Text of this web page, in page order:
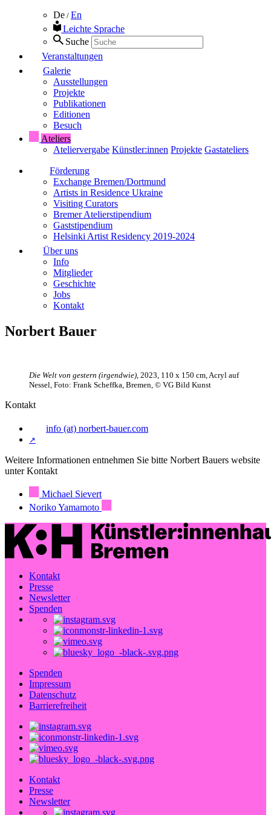
De / En
Leichte Sprache
Suche
Veranstaltungen
Galerie
Ausstellungen
Projekte
Publikationen
Editionen
Besuch
Ateliers
Ateliervergabe Künstler:innen Projekte Gastateliers
Förderung
Exchange Bremen/Dortmund
Artists in Residence Ukraine
Visiting Curators
Bremer Atelierstipendium
Gaststipendium
Helsinki Artist Residency 2019-2024
Über uns
Info
Mitglieder
Geschichte
Jobs
Kontakt
Norbert Bauer
Die Welt von gestern (irgendwie), 2023, 110 x 150 cm, Acryl auf
Nessel, Foto: Frank Scheffka, Bremen, © VG Bild Kunst
Kontakt
info (at) norbert-bauer.com
↗
Weitere Informationen entnehmen Sie bitte Norbert Bauers website
unter Kontakt
Michael Sievert
Noriko Yamamoto
Kontakt
Presse
Newsletter
Spenden
Spenden
Impressum
Datenschutz
Barrierefreiheit
Kontakt
Presse
Newsletter